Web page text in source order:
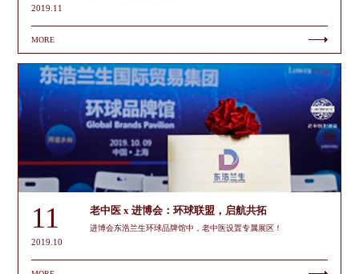
2019.11
MORE
11
2019.10
老中医 x 进博会：环球联盟，启航共拓
进博会东浩兰生环球品牌馆中，老中医设置专属展区！